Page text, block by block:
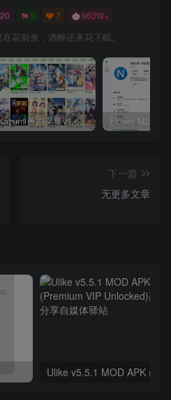
9 7 963W+
花前坐，酒醉还来花下眠。
Kazumi番剧采集v1.6.9：支持自定义规则+在线观看+弹幕，跨平台下载
下一篇
无更多文章